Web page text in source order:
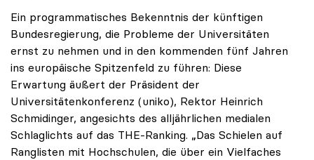
Ein programmatisches Bekenntnis der künftigen
Bundesregierung, die Probleme der Universitäten
ernst zu nehmen und in den kommenden fünf Jahren
ins europäische Spitzenfeld zu führen: Diese
Erwartung äußert der Präsident der
Universitätenkonferenz (uniko), Rektor Heinrich
Schmidinger, angesichts des alljährlichen medialen
Schlaglichts auf das THE-Ranking. „Das Schielen auf
Ranglisten mit Hochschulen, die über ein Vielfaches